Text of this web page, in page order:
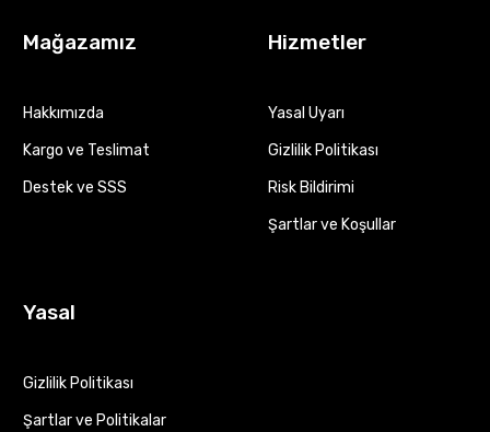
Mağazamız
Hakkımızda
Kargo ve Teslimat
Destek ve SSS
Hizmetler
Yasal Uyarı
Gizlilik Politikası
Risk Bildirimi
Şartlar ve Koşullar
Yasal
Gizlilik Politikası
Şartlar ve Politikalar